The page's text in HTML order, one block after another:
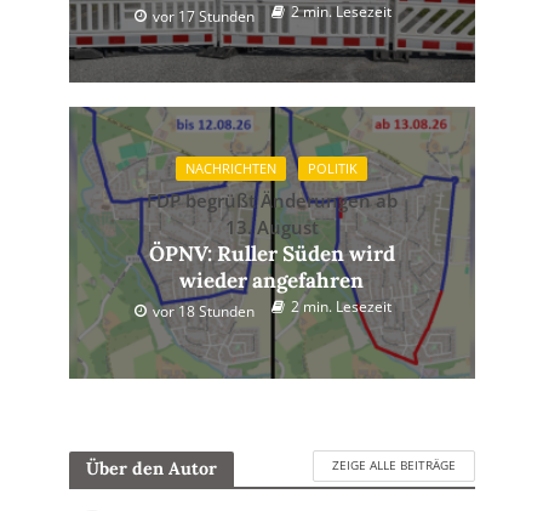
vor 17 Stunden 2 min. Lesezeit
NACHRICHTEN POLITIK
FDP begrüßt Änderungen ab
13. August
ÖPNV: Ruller Süden wird
wieder angefahren
vor 18 Stunden 2 min. Lesezeit
Über den Autor ZEIGE ALLE BEITRÄGE